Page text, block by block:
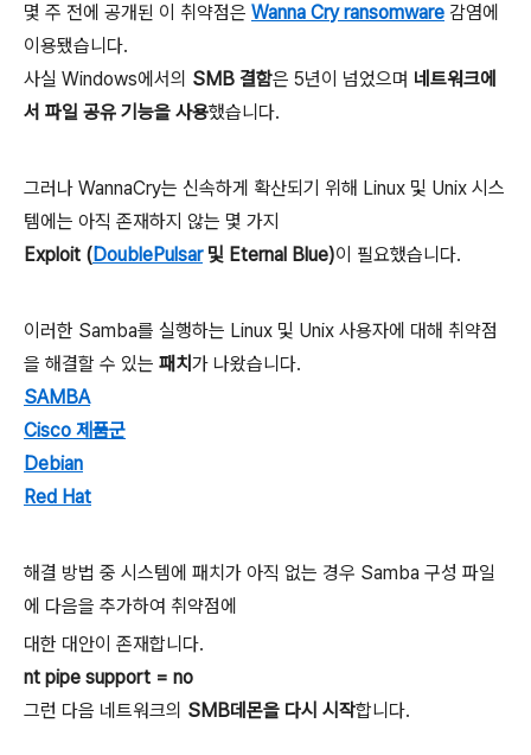
몇 주 전에 공개된 이 취약점은 Wanna Cry ransomware 감염에
이용됐습니다.
사실 Windows에서의 SMB 결함은 5년이 넘었으며 네트워크에
서 파일 공유 기능을 사용했습니다.
그러나 WannaCry는 신속하게 확산되기 위해 Linux 및 Unix 시스
템에는 아직 존재하지 않는 몇 가지
Exploit (DoublePulsar및 Eternal Blue)이 필요했습니다.
이러한 Samba를 실행하는 Linux 및 Unix 사용자에 대해 취약점
을 해결할 수 있는 패치가 나왔습니다.
SAMBA
Cisco 제품군
Debian
Red Hat
해결 방법 중 시스템에 패치가 아직 없는 경우 Samba 구성 파일
에 다음을 추가하여 취약점에
대한 대안이 존재합니다.
nt pipe support = no
그런 다음 네트워크의 SMB데몬을 다시 시작합니다.